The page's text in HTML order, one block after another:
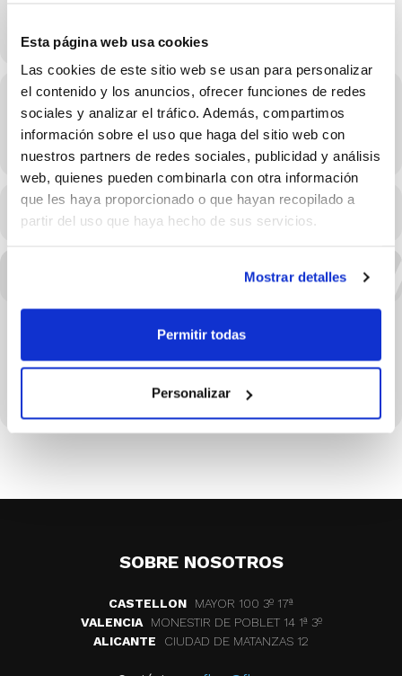
Esta página web usa cookies
Las cookies de este sitio web se usan para personalizar
el contenido y los anuncios, ofrecer funciones de redes
sociales y analizar el tráfico. Además, compartimos
información sobre el uso que haga del sitio web con
nuestros partners de redes sociales, publicidad y análisis
web, quienes pueden combinarla con otra información
que les haya proporcionado o que hayan recopilado a
partir del uso que haya hecho de sus servicios.
Mostrar detalles
Permitir todas
Personalizar
03/04/2025 20:00 - 21:30 (GMT+02:00)
Localización
OTROS EVENTOS
CALENDARIO CALENDARIO GOOGLE
SOBRE NOSOTROS
CASTELLON
MAYOR 100 3º 17ª
VALENCIA
MONESTIR DE POBLET 14 1ª 3º
ALICANTE
CIUDAD DE MATANZAS 12